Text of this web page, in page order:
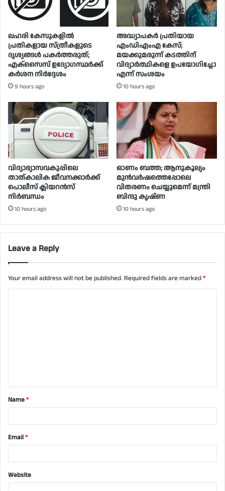
ലഹരി കേസുകളിൽ
പ്രതികളായ സ്ത്രീകളുടെ
ദൃശ്യങ്ങൾ പകർത്തരുത്;
എക്‌സൈസ് ഉദ്യോഗസ്ഥർക്ക്
കർശന നിർദ്ദേശം
9 hours ago
അദ്ധ്യാപകർ പ്രതിയായ
എംഡിഎംഎ കേസ്;
മയക്കുമരുന്ന് കടത്തിന്
വിദ്യാർത്ഥികളെ ഉപയോ​ഗിച്ചോ
എന്ന് സംശയം
10 hours ago
വിദ്യാഭ്യാസവകുപ്പിലെ
താത്കാലിക ജീവനക്കാർക്ക്
പൊലീസ് ക്ലിയറൻസ്
നിർബന്ധം
10 hours ago
ഓണം ബത്ത; ആനുകൂല്യം
മുൻവർഷത്തെപ്പോലെ
വിതരണം ചെയ്യുമെന്ന് മന്ത്രി
ബിന്ദു കൃഷ്ണ
10 hours ago
Leave a Reply
Your email address will not be published. Required fields are marked*
t
*Name*
Email*
Website